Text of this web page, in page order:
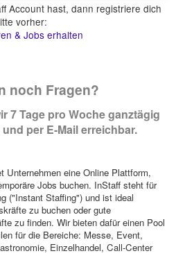
Account hast, dann registriere dich
vorher:
& Jobs erhalten
noch Fragen?
7 Tage pro Woche ganztägig
per E-Mail erreichbar.
Unternehmen eine Online Plattform,
Jobs buchen. InStaff steht für
("Instant Staffing") und ist ideal
zu buchen oder gute
zu finden. Wir bieten dafür einen Pool
für die Bereiche: Messe, Event,
Einzelhandel, Call-Center